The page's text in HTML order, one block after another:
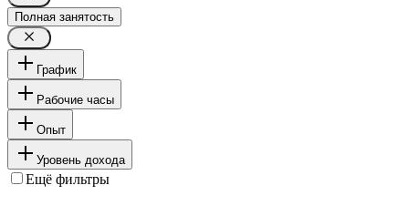
Полная занятость
График
Рабочие часы
Опыт
Уровень дохода
Ещё фильтры